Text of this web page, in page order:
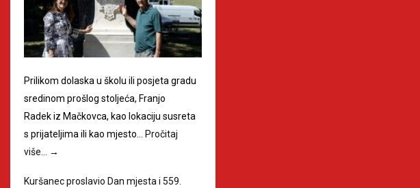
Prilikom dolaska u školu ili posjeta gradu
sredinom prošlog stoljeća, Franjo
Radek iz Mačkovca, kao lokaciju susreta
s prijateljima ili kao mjesto… Pročitaj
više… →
Kuršanec proslavio Dan mjesta i 559.